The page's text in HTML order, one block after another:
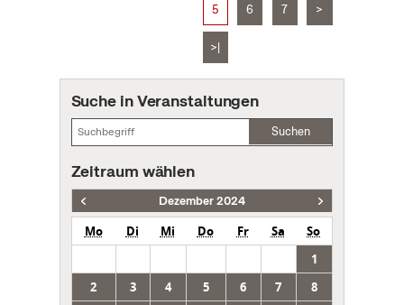
5 6 7 >
>|
Suche in Veranstaltungen
Suchen
Zeitraum wählen
Dezember 2024
Mo Di Mi Do Fr Sa
So
1
2
3 4 5 6 7
8